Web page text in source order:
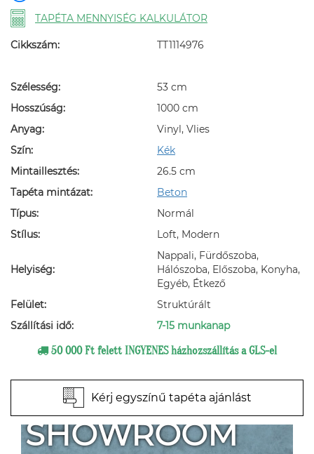
TAPÉTA MENNYISÉG KALKULÁTOR
Cikkszám: TT1114976
Szélesség:
53 cm
Hosszúság:
1000 cm
Anyag:
Vinyl, Vlies
Szín:
Kék
Mintaillesztés:
26.5 cm
Tapéta mintázat:
Beton
Típus:
Normál
Stílus:
Loft, Modern
Helyiség:
Nappali, Fürdőszoba,
Hálószoba, Előszoba, Konyha,
Egyéb, Étkező
Felület:
Struktúrált
Szállítási idő:
7-15 munkanap
50 000 Ft felett INGYENES házhozszállítás a GLS-el
Kérj egyszínű tapéta ajánlást
SHOWROOM